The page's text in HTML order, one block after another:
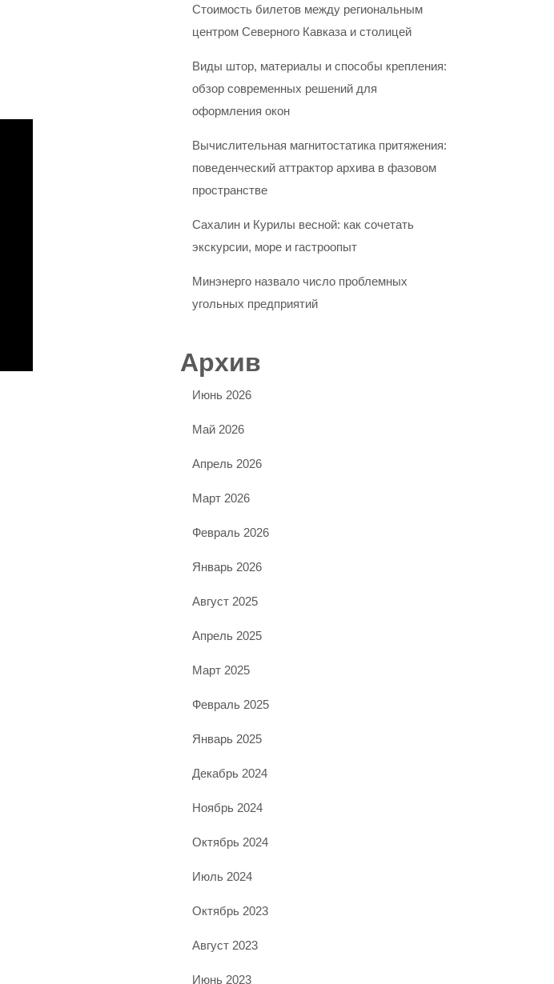
Стоимость билетов между региональным
центром Северного Кавказа и столицей
Виды штор, материалы и способы крепления:
обзор современных решений для
оформления окон
Вычислительная магнитостатика притяжения:
поведенческий аттрактор архива в фазовом
пространстве
Сахалин и Курилы весной: как сочетать
экскурсии, море и гастроопыт
Минэнерго назвало число проблемных
угольных предприятий
Архив
Июнь 2026
Май 2026
Апрель 2026
Март 2026
Февраль 2026
Январь 2026
Август 2025
Апрель 2025
Март 2025
Февраль 2025
Январь 2025
Декабрь 2024
Ноябрь 2024
Октябрь 2024
Июль 2024
Октябрь 2023
Август 2023
Июнь 2023